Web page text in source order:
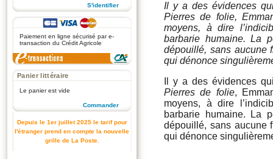
S'identifier
Paiement en ligne sécurisé par e-
transaction du Crédit Agricole
Panier littéraire
Le panier est vide
Commander
Depuis le 1er juillet 2025 le tarif pour
l'étranger prend en compte la nouvelle
grille de La Poste.
Il y a des évidences
Pierres de folie,
moyens, à dire
barbarie humaine. La
dépouillé, sans aucune
qui dénonce
Il y a des évidences
Pierres de folie,
moyens, à dire
barbarie humaine. La
dépouillé, sans aucune
qui dénonce